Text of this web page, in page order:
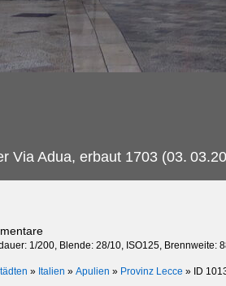
Via Adua, erbaut 1703 (03.
1/200, Blende: 28/10, ISO125, Brennweite:
» Italien » Apulien » Provinz Lecce » ID